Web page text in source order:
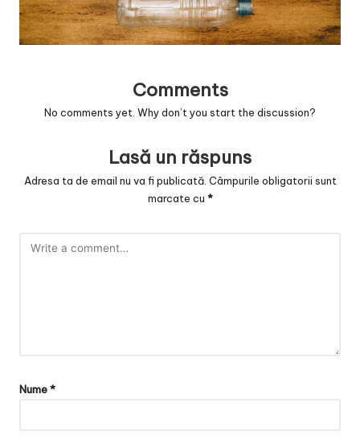
v
a
e
Comments
No comments yet. Why don’t you start the discussion?
Lasă un răspuns
Adresa ta de email nu va fi publicată. Câmpurile obligatorii sunt
marcate cu *
Nume*